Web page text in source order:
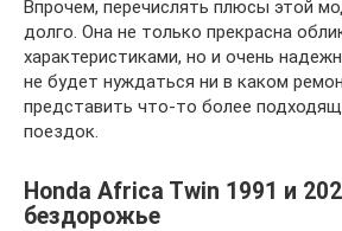
Впрочем, перечислять плюсы этой
долго. Она не только прекрасна
характеристиками, но и очень
не будет нуждаться ни в каком
представить что-то более
поездок.
Honda Africa Twin 1991 и
бездорожье